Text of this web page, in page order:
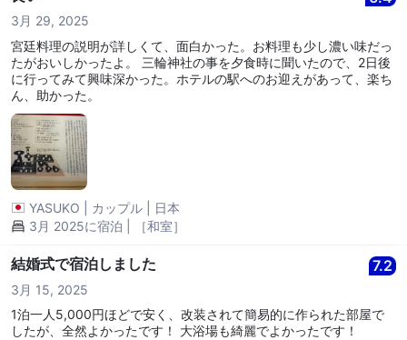
3月 29, 2025
宮廷料理の説明が詳しくて、面白かった。お料理も少し濃い味だっ
たがおいしかったよ。 三輪神社の事を夕食時に聞いたので、2日後
に行ってみて興味深かった。ホテルの駅へのお迎えがあって、楽ち
ん、助かった。
YASUKO カップル
日本
3月 2025に宿泊 | ［和室］
結婚式で宿泊しました 7.2
3月 15, 2025
1泊一人5,000円ほどで安く、改装されて簡易的に作られた部屋で
したが、全然よかったです！ 大浴場も綺麗でよかったです！